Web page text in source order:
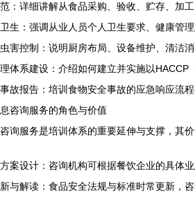
：详细讲解从食品采购、验收、贮存、加
生：强调从业人员个人卫生要求、健康管理
害控制：说明厨房布局、设备维护、清洁
体系建设：介绍如何建立并实施以HACCP
故报告：培训食物安全事故的应急响应流程
咨询服务的角色与价值
询服务是培训体系的重要延伸与支撑，其价
案设计：咨询机构可根据餐饮企业的具体
与解读：食品安全法规与标准时常更新，